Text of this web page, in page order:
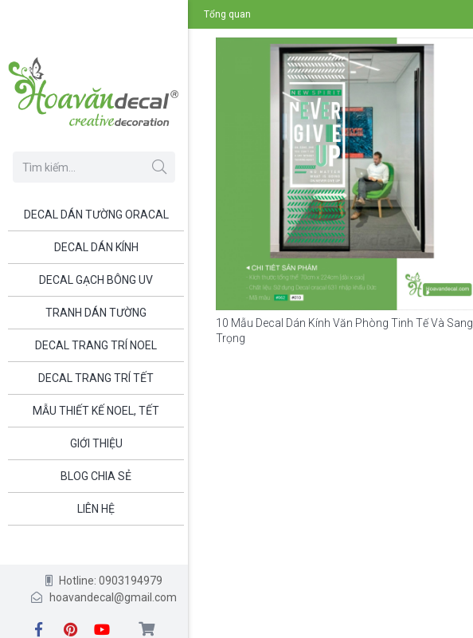
DECAL DÁN TƯỜNG ORACAL
DECAL DÁN KÍNH
DECAL GẠCH BÔNG UV
TRANH DÁN TƯỜNG
DECAL TRANG TRÍ NOEL
DECAL TRANG TRÍ TẾT
MẪU THIẾT KẾ NOEL, TẾT
GIỚI THIỆU
BLOG CHIA SẺ
LIÊN HỆ
Hotline: 0903194979
hoavandecal@gmail.com
Tổng quan
10 Mẫu Decal Dán Kính Văn Phòng Tinh Tế Và Sang
Trọng